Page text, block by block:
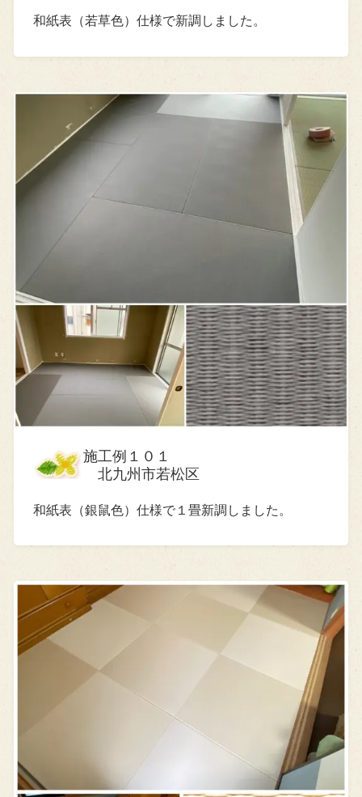
和紙表（若草色）仕様で新調しました。
施工例１０１
北九州市若松区
和紙表（銀鼠色）仕様で１畳新調しました。